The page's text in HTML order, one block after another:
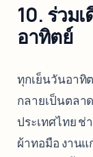
10. ร่วม
อาทิตย์
ทุกเย็นวันอาทิ
กลายเป็นตลา
ประเทศไทย ช่
ผ้าทอมือ งานแ